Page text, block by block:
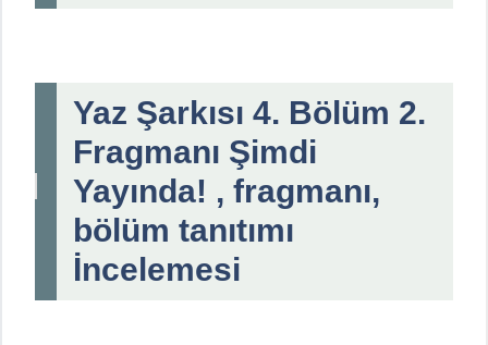
Yaz Şarkısı 4. Bölüm 2.
Fragmanı Şimdi
Yayında! , fragmanı,
bölüm tanıtımı
İncelemesi